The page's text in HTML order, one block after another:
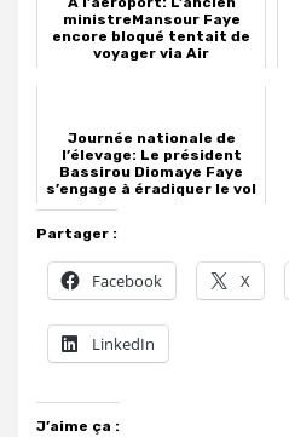
ministreMansour Faye
encore bloqué tentait de
voyager via Air
Journée nationale de
l’élevage: Le président
Bassirou Diomaye Faye
s’engage à éradiquer le vol
février 24, 2025
ÉCONOMIE
Partager :
Facebook X
LinkedIn
J’aime ça :